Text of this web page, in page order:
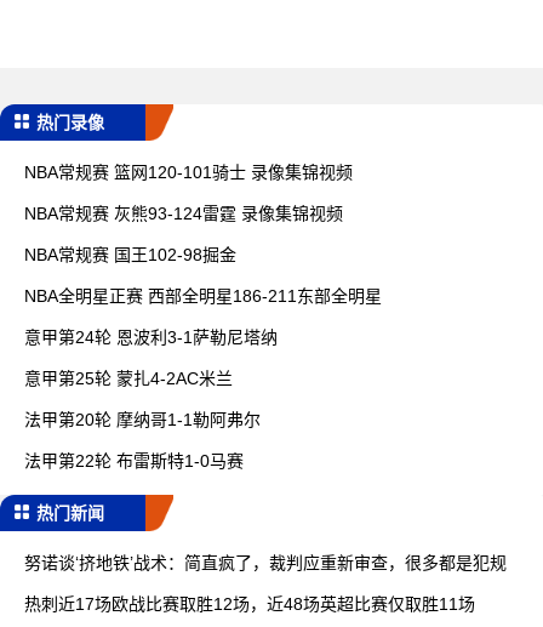
热门录像
NBA常规赛 篮网120-101骑士 录像集锦视频
NBA常规赛 灰熊93-124雷霆 录像集锦视频
NBA常规赛 国王102-98掘金
NBA全明星正赛 西部全明星186-211东部全明星
意甲第24轮 恩波利3-1萨勒尼塔纳
意甲第25轮 蒙扎4-2AC米兰
法甲第20轮 摩纳哥1-1勒阿弗尔
法甲第22轮 布雷斯特1-0马赛
热门新闻
努诺谈‘挤地铁’战术：简直疯了，裁判应重新审查，很多都是犯规
热刺近17场欧战比赛取胜12场，近48场英超比赛仅取胜11场